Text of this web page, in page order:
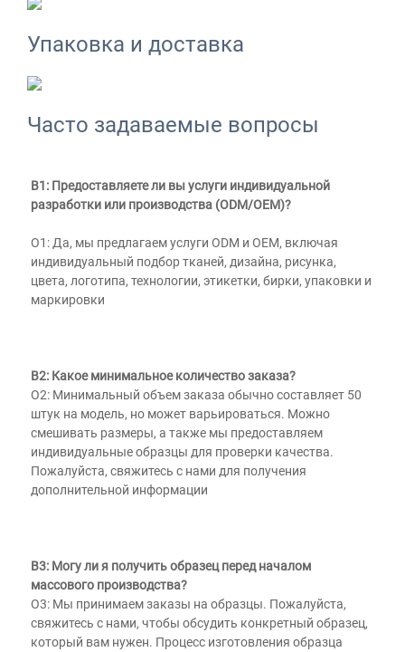
Упаковка и доставка
Часто задаваемые вопросы
В1: Предоставляете ли вы услуги индивидуальной
разработки или производства (ODM/OEM)?
О1: Да, мы предлагаем услуги ODM и OEM, включая
индивидуальный подбор тканей, дизайна, рисунка,
цвета, логотипа, технологии, этикетки, бирки, упаковки и
маркировки
В2: Какое минимальное количество заказа?
О2: Минимальный объем заказа обычно составляет 50
штук на модель, но может варьироваться. Можно
смешивать размеры, а также мы предоставляем
индивидуальные образцы для проверки качества.
Пожалуйста, свяжитесь с нами для получения
дополнительной информации
В3: Могу ли я получить образец перед началом
массового производства?
О3: Мы принимаем заказы на образцы. Пожалуйста,
свяжитесь с нами, чтобы обсудить конкретный образец,
который вам нужен. Процесс изготовления образца